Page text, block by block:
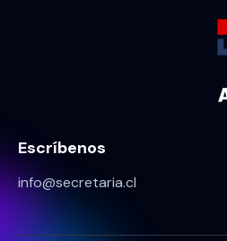
Escríbenos
info@secretaria.cl